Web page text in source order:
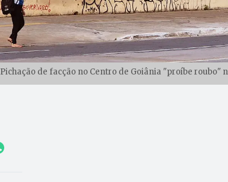
Pichação de facção no Centro de Goiânia "proíbe roubo"